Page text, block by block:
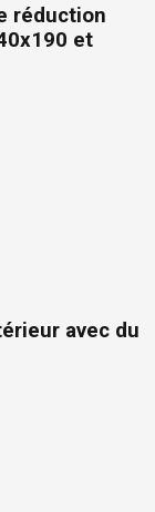
réduction
et
avec du